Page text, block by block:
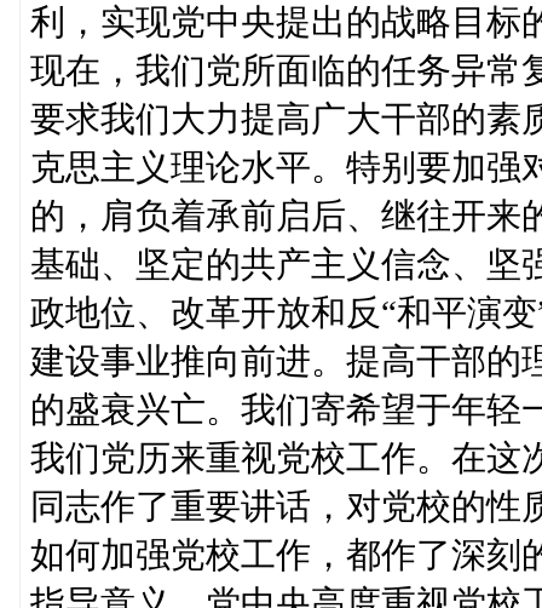
利，实现党中央提出的战略目标
现在，我们党所面临的任务异常
要求我们大力提高广大干部的素
克思主义理论水平。特别要加强
的，肩负着承前启后、继往开来
基础、坚定的共产主义信念、坚
政地位、改革开放和反“和平演
建设事业推向前进。提高干部的
的盛衰兴亡。我们寄希望于年轻
我们党历来重视党校工作。在这
同志作了重要讲话，对党校的
如何加强党校工作，都作了深刻